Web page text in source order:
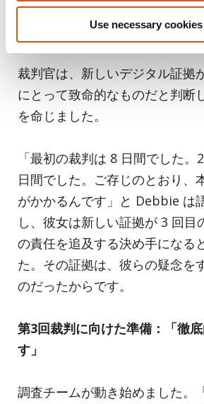
Use necessary
た Emily を見ていました。「彼
らとめくり、その後本物の涙を
裁判官は、新しいデジタル証拠
にとって致命的なものだと判断
を命じました。
「最初の裁判は 8 日間でした
日間でした。ご存じのとおり、
がかかるんです」と Debbie は
し、彼女は新しい証拠が 3 回目
の責任を追及する決め手になる
た。その証拠は、彼らの疑念を
のだったからです。
第3回裁判に向けた準備：「徹
す」
調査チームが動き始めました。